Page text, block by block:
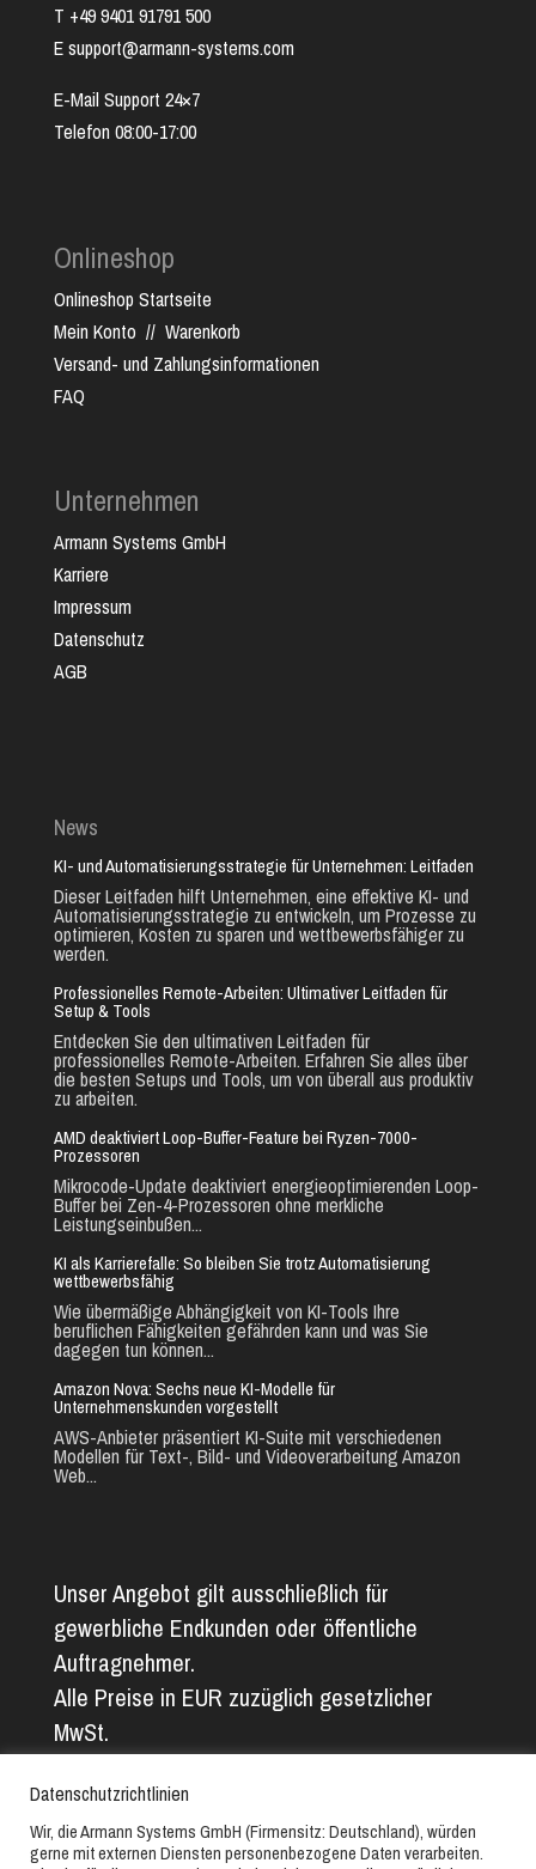
T +49 9401 91791 500
E support@armann-systems.com
E-Mail Support 24×7
Telefon 08:00-17:00
Onlineshop
Onlineshop Startseite
Mein Konto // Warenkorb
Versand- und Zahlungsinformationen
FAQ
Unternehmen
Armann Systems GmbH
Karriere
Impressum
Datenschutz
AGB
News
KI- und Automatisierungsstrategie für Unternehmen: Leitfaden
Dieser Leitfaden hilft Unternehmen, eine effektive KI- und
Automatisierungsstrategie zu entwickeln, um Prozesse zu
optimieren, Kosten zu sparen und wettbewerbsfähiger zu
werden.
Professionelles Remote-Arbeiten: Ultimativer Leitfaden für
Setup & Tools
Entdecken Sie den ultimativen Leitfaden für
professionelles Remote-Arbeiten. Erfahren Sie alles über
die besten Setups und Tools, um von überall aus produktiv
zu arbeiten.
AMD deaktiviert Loop-Buffer-Feature bei Ryzen-7000-
Prozessoren
Mikrocode-Update deaktiviert energieoptimierenden Loop-
Buffer bei Zen-4-Prozessoren ohne merkliche
Leistungseinbußen...
KI als Karrierefalle: So bleiben Sie trotz Automatisierung
wettbewerbsfähig
Wie übermäßige Abhängigkeit von KI-Tools Ihre
beruflichen Fähigkeiten gefährden kann und was Sie
dagegen tun können...
Amazon Nova: Sechs neue KI-Modelle für
Unternehmenskunden vorgestellt
AWS-Anbieter präsentiert KI-Suite mit verschiedenen
Modellen für Text-, Bild- und Videoverarbeitung Amazon
Web...
Unser Angebot gilt ausschließlich für
gewerbliche Endkunden oder öffentliche
Auftragnehmer.
Alle Preise in EUR zuzüglich gesetzlicher
MwSt.
Alle Angaben ohne Gewähr. Abbildungs- und
Textfehler vorbehalten.
Datenschutzrichtlinien
Wir, die Armann Systems GmbH (Firmensitz: Deutschland), würden
gerne mit externen Diensten personenbezogene Daten verarbeiten.